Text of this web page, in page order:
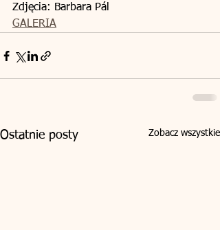
Zdjęcia: Barbara Pál
GALERIA
Ostatnie posty Zobacz wszystkie